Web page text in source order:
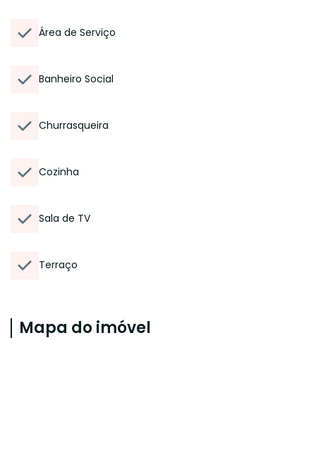
Área de Serviço
Banheiro Social
Churrasqueira
Cozinha
Sala de TV
Terraço
Mapa do imóvel